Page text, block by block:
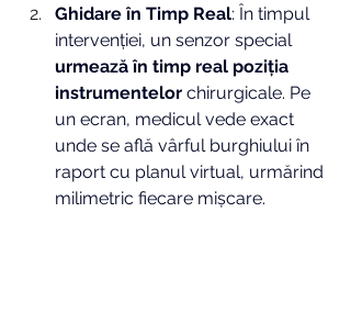
Ghidare în Timp Real: În timpul
intervenției, un senzor special
urmează în timp real poziția
instrumentelor chirurgicale. Pe
un ecran, medicul vede exact
unde se află vârful burghiului în
raport cu planul virtual, urmărind
milimetric fiecare mișcare.